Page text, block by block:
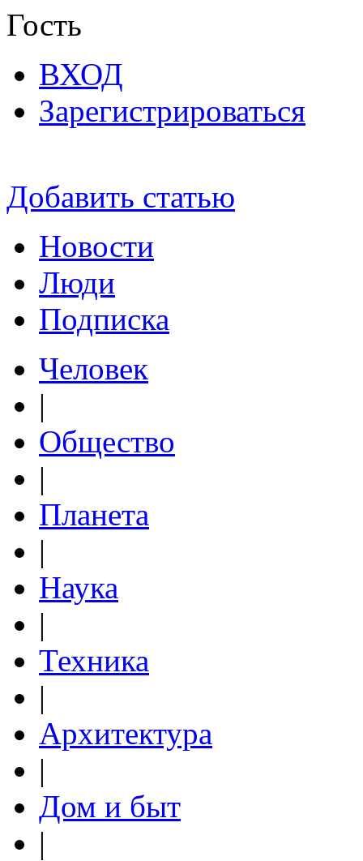
Гость
ВХОД
Зарегистрироваться
Добавить статью
Новости
Люди
Подписка
Человек
|
Общество
|
Планета
|
Наука
|
Техника
|
Архитектура
|
Дом и быт
|